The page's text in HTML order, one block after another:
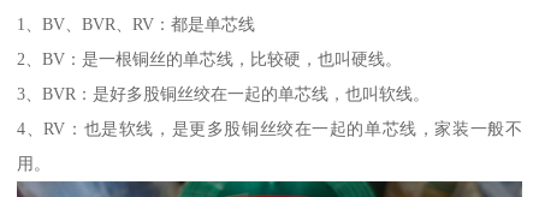
1、BV、BVR、RV：都是单芯线
2、BV：是一根铜丝的单芯线，比较硬，也叫硬线。
3、BVR：是好多股铜丝绞在一起的单芯线，也叫软线。
4、RV：也是软线，是更多股铜丝绞在一起的单芯线，家装一般不
用。